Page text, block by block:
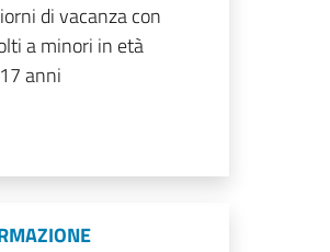
di vacanza con
a minori in età
anni